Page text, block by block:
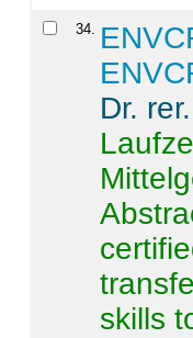
34.
Dr.
skills